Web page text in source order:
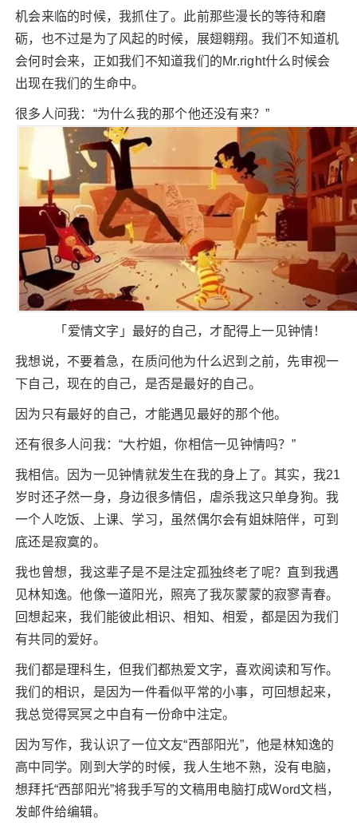
机会来临的时候，我抓住了。此前那些漫长的等待和磨
砺，也不过是为了风起的时候，展翅翱翔。我们不知道机
会何时会来，正如我们不知道我们的Mr.right什么时候会
出现在我们的生命中。
很多人问我：“为什么我的那个他还没有来？”
「爱情文字」最好的自己，才配得上一见钟情！
我想说，不要着急，在质问他为什么迟到之前，先审视一
下自己，现在的自己，是否是最好的自己。
因为只有最好的自己，才能遇见最好的那个他。
还有很多人问我：“大柠姐，你相信一见钟情吗？”
我相信。因为一见钟情就发生在我的身上了。其实，我21
岁时还孑然一身，身边很多情侣，虐杀我这只单身狗。我
一个人吃饭、上课、学习，虽然偶尔会有姐妹陪伴，可到
底还是寂寞的。
我也曾想，我这辈子是不是注定孤独终老了呢？直到我遇
见林知逸。他像一道阳光，照亮了我灰蒙蒙的寂寥青春。
回想起来，我们能彼此相识、相知、相爱，都是因为我们
有共同的爱好。
我们都是理科生，但我们都热爱文字，喜欢阅读和写作。
我们的相识，是因为一件看似平常的小事，可回想起来，
我总觉得冥冥之中自有一份命中注定。
因为写作，我认识了一位文友“西部阳光”，他是林知逸的
高中同学。刚到大学的时候，我人生地不熟，没有电脑，
想拜托“西部阳光”将我手写的文稿用电脑打成Word文档，
发邮件给编辑。